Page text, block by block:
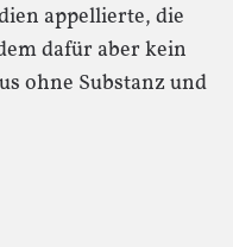
appellierte, die
dafür aber kein
ohne Substanz und